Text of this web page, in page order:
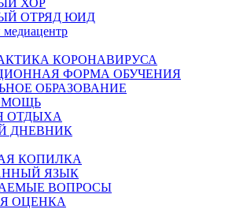
ОТРЯД ЮИД
КОРОНАВИРУСА
ФОРМА ОБУЧЕНИЯ
ОБРАЗОВАНИЕ
ОТДЫХА
ДНЕВНИК
КОПИЛКА
ЯЗЫК
ВОПРОСЫ
ОЦЕНКА